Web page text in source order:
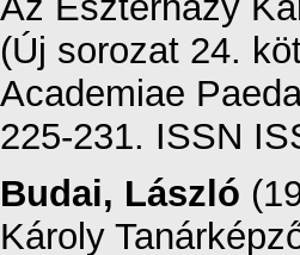
(Új sorozat 24.
Academiae
225-231. ISSN
Budai, László
Károly